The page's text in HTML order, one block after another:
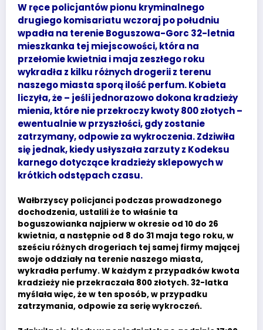
W ręce policjantów pionu kryminalnego
drugiego komisariatu wczoraj po południu
wpadła na terenie Boguszowa-Gorc 32-letnia
mieszkanka tej miejscowości, która na
przełomie kwietnia i maja zeszłego roku
wykradła z kilku różnych drogerii z terenu
naszego miasta sporą ilość perfum. Kobieta
liczyła, że – jeśli jednorazowo dokona kradzieży
mienia, które nie przekroczy kwoty 800 złotych –
ewentualnie w przyszłości, gdy zostanie
zatrzymany, odpowie za wykroczenia. Zdziwiła
się jednak, kiedy usłyszała zarzuty z Kodeksu
karnego dotyczące kradzieży sklepowych w
krótkich odstępach czasu.
Wałbrzyscy policjanci podczas prowadzonego
dochodzenia, ustalili że to właśnie ta
boguszowianka najpierw w okresie od 10 do 26
kwietnia, a następnie od 8 do 31 maja tego roku, w
sześciu różnych drogeriach tej samej firmy mającej
swoje oddziały na terenie naszego miasta,
wykradła perfumy. W każdym z przypadków kwota
kradzieży nie przekraczała 800 złotych. 32-latka
myślała więc, że w ten sposób, w przypadku
zatrzymania, odpowie za serię wykroczeń.